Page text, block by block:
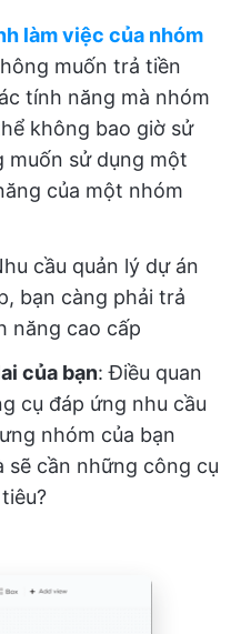
làm việc của nhóm
muốn trả tiền
tính năng mà nhóm
không bao giờ sử
muốn sử dụng một
của một nhóm
cầu quản lý dự án
bạn càng phải trả
năng cao cấp
của bạn: Điều quan
cụ đáp ứng nhu cầu
nhóm của bạn
sẽ cần những công cụ